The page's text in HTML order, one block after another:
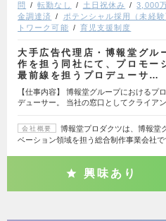
問 転勤なし 土日祝休み 3,000
金調達済
ポテンシャル採用（未経験
トワーク可能
育児支援制度
大手広告代理店・博報堂グル
作を担う同社にて、プロモー
最前線を担うプロデューサ…
【仕事内容】 博報堂グループにおけるプ
デューサー。 当社の窓口としてクライア
会社概要
博報堂プロダクツは、博報堂
ベーション領域を担う総合制作事業会社
興味あり